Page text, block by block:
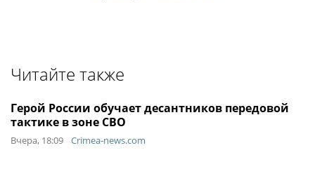
Читайте также
Герой России обучает десантников передовой
тактике в зоне СВО
Вчера, 18:09 Crimea-news.com